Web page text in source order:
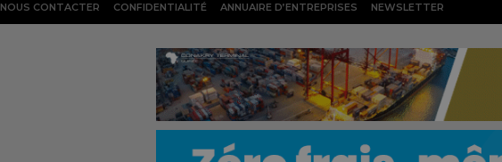
NOUS CONTACTER CONFIDENTIALITÉ ANNUAIRE D’ENTREPRISES NEWSLETTER